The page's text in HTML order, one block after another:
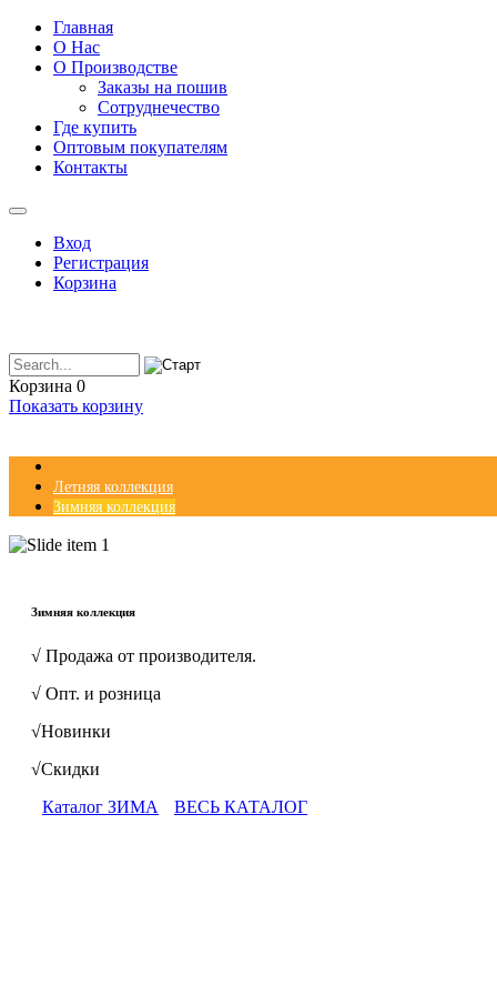
Главная
О Нас
О Производстве
Заказы на пошив
Сотруднечество
Где купить
Оптовым покупателям
Контакты
Вход
Регистрация
Корзина
Корзина 0
Показать корзину
Летняя коллекция
Зимняя коллекция
© FreeJoomla! 3 Modules
Зимняя коллекция
√ Продажа от производителя.
√ Опт. и розница
√Новинки
√Скидки
Каталог ЗИМА
ВЕСЬ КАТАЛОГ